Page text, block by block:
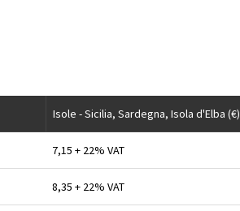
Isole - Sicilia, Sardegna, Isola d'Elba (€)
7,15 + 22% VAT
8,35 + 22% VAT